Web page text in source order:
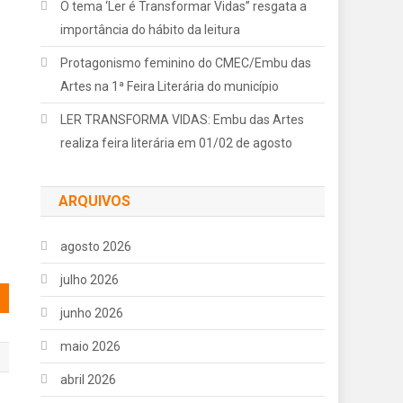
O tema ‘Ler é Transformar Vidas” resgata a
importância do hábito da leitura
Protagonismo feminino do CMEC/Embu das
Artes na 1ª Feira Literária do município
LER TRANSFORMA VIDAS: Embu das Artes
realiza feira literária em 01/02 de agosto
ARQUIVOS
agosto 2026
julho 2026
junho 2026
maio 2026
abril 2026